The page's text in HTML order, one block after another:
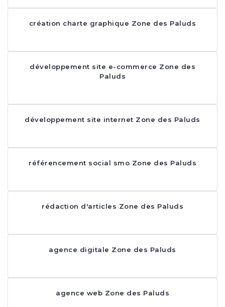
création charte graphique Zone des Paluds
développement site e-commerce Zone des
Paluds
développement site internet Zone des Paluds
référencement social smo Zone des Paluds
rédaction d'articles Zone des Paluds
agence digitale Zone des Paluds
agence web Zone des Paluds